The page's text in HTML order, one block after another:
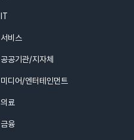
IT
서비스
공공기관/지자체
미디어/엔터테인먼트
의료
금융